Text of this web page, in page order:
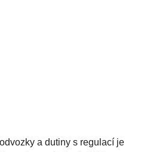
a dutiny s regulací je